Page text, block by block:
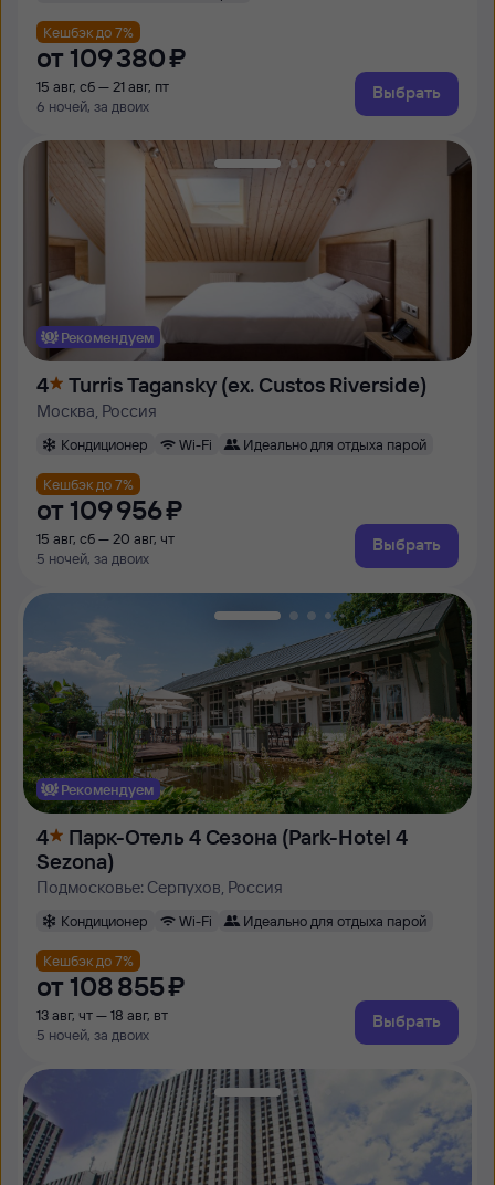
Кешбэк до 7%
от 109 ⁠380 ⁠₽
15 авг, сб — 21 авг, пт
6 ночей, за двоих
Выбрать
Рекомендуем
4 Turris Tagansky (ex. Custos Riverside)
Москва, Россия
Кондиционер Wi-Fi Идеально для отдыха парой
Кешбэк до 7%
от 109 ⁠956 ⁠₽
15 авг, сб — 20 авг, чт
5 ночей, за двоих
Выбрать
Рекомендуем
4
Парк-Отель 4 Сезона (Park-Hotel 4
Sezona)
Подмосковье: Серпухов, Россия
Кондиционер Wi-Fi Идеально для отдыха парой
Кешбэк до 7%
от 108 ⁠855 ⁠₽
13 авг, чт — 18 авг, вт
5 ночей, за двоих
Выбрать